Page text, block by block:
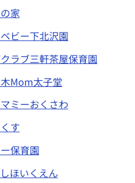
家
ビー下北沢園
ラブ三軒茶屋保育園
Mom太子堂
ミーおくさわ
す
保育園
ほいくえん